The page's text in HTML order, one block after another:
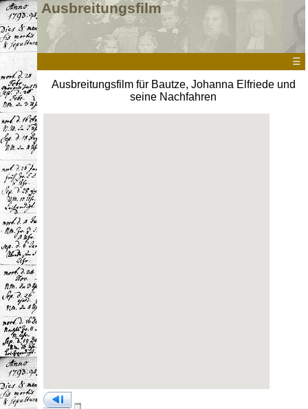
Ausbreitungsfilm
☰
Ausbreitungsfilm für Bautze, Johanna Elfriede und
seine Nachfahren